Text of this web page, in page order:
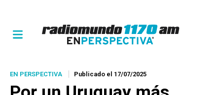
EN PERSPECTIVA Publicado el 17/07/2025